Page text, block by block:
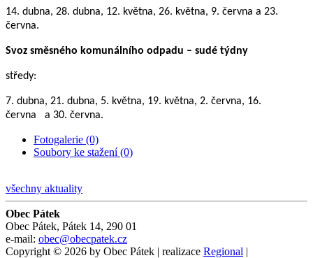
14. dubna, 28. dubna, 12. května, 26. května, 9. června a 23.
června.
Svoz směsného komunálního odpadu – sudé týdny
středy:
7. dubna, 21. dubna, 5. května, 19. května, 2. června, 16.
června a 30. června.
Fotogalerie (0)
Soubory ke stažení (0)
všechny aktuality
Obec Pátek
Obec Pátek, Pátek 14, 290 01
e-mail: obec@obecpatek.cz
Copyright © 2026 by Obec Pátek | realizace Regional |